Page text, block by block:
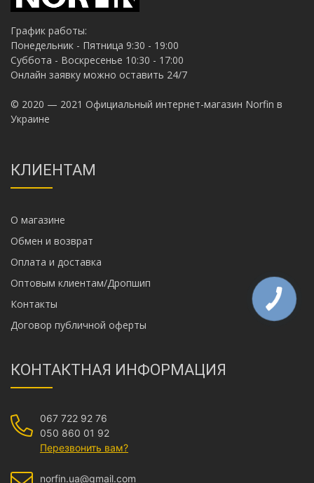
График работы:
Понедельник - Пятница 9:30 - 19:00
Суббота - Воскресенье 10:30 - 17:00
Онлайн заявку можно оставить 24/7
© 2020 — 2021 Официальный интернет-магазин Norfin в
Украине
КЛИЕНТАМ
О магазине
Обмен и возврат
Оплата и доставка
Оптовым клиентам/Дропшип
Контакты
Договор публичной оферты
КОНТАКТНАЯ ИНФОРМАЦИЯ
067 722 92 76
050 860 01 92
Перезвонить вам?
norfin.ua@gmail.com